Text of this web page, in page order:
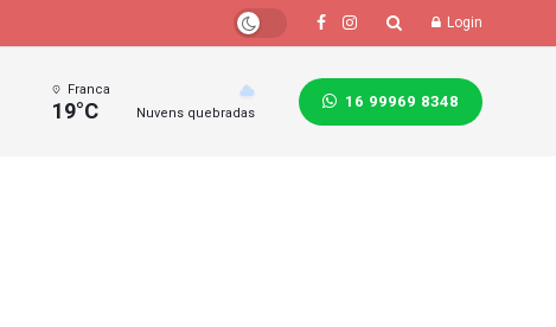
Login
Franca
19°C Nuvens quebradas
16 99969 8348